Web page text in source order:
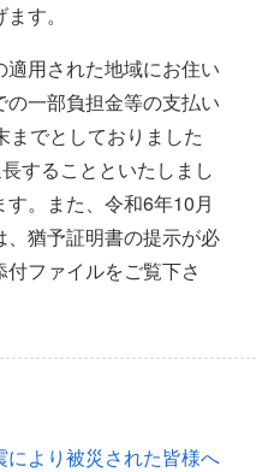
す。
用された地域にお住い
一部負担金等の支払い
までとしておりました
することといたしまし
。また、令和6年10月
猶予証明書の提示が必
ファイルをご覧下さ
より被災された皆様へ